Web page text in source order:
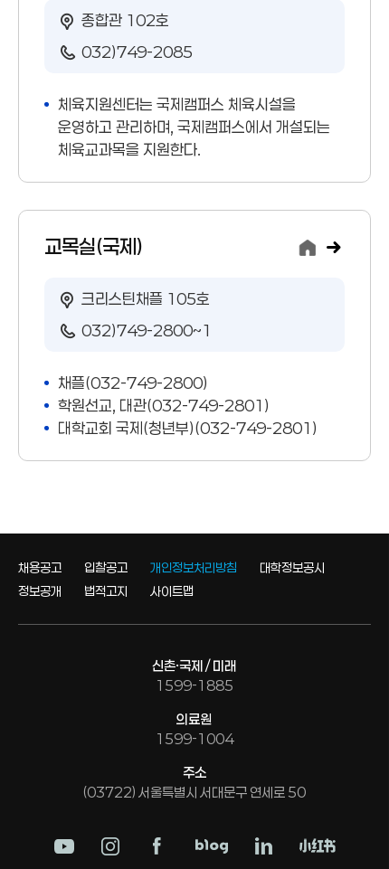
종합관 102호
032)749-2085
체육지원센터는 국제캠퍼스 체육시설을
운영하고 관리하며, 국제캠퍼스에서 개설되는
체육교과목을 지원한다.
교목실(국제)
크리스틴채플 105호
032)749-2800~1
채플(032-749-2800)
학원선교, 대관(032-749-2801)
대학교회 국제(청년부)(032-749-2801)
채용공고 입찰공고 개인정보처리방침
대학정보공시
정보공개
법적고지 사이트맵
신촌·국제 / 미래
1599-1885
의료원
1599-1004
주소
(03722) 서울특별시 서대문구 연세로 50